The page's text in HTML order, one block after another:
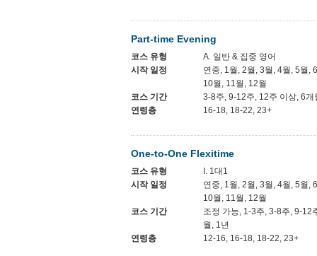
Part-time Evening
코스 유형
A. 일반 & 집중 영어
시작 일정
연중, 1월, 2월, 3월, 4월, 5월,
10월, 11월, 12월
코스 기간
3-8주, 9-12주, 12주 이상, 6개
연령층
16-18, 18-22, 23+
One-to-One Flexitime
코스 유형
I. 1대1
시작 일정
연중, 1월, 2월, 3월, 4월, 5월,
10월, 11월, 12월
코스 기간
조정 가능, 1-3주, 3-8주, 9-12
월, 1년
연령층
12-16, 16-18, 18-22, 23+